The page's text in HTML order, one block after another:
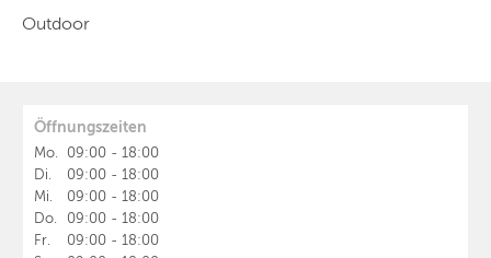
Outdoor
Öffnungszeiten
Mo. 09:00 - 18:00
Di.
09:00 - 18:00
Mi.
09:00 - 18:00
Do.
09:00 - 18:00
Fr.
09:00 - 18:00